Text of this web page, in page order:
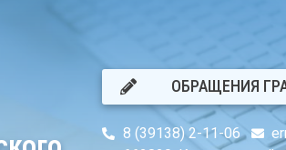
ОБРАЩЕНИЯ
8 (39138) 2-11-06